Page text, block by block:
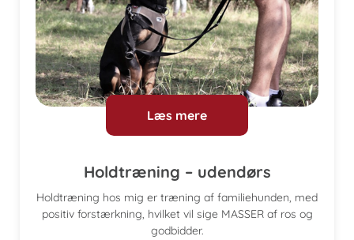
Læs mere
Holdtræning – udendørs
Holdtræning hos mig er træning af familiehunden, med
positiv forstærkning, hvilket vil sige MASSER af ros og
godbidder.